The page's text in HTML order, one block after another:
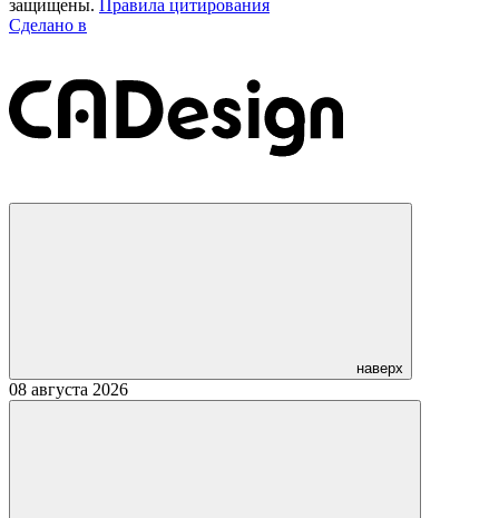
защищены.
Правила цитирования
Сделано в
наверх
08 августа 2026